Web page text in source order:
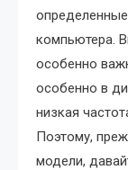
компьютера.
особенно
особенно в
низкая
Поэтому,
модели,